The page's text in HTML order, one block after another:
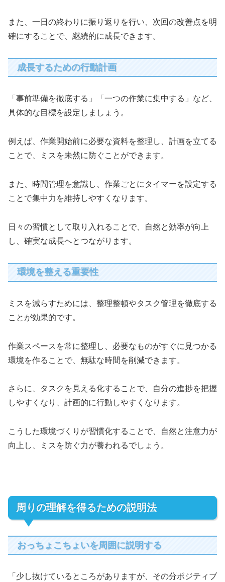
また、一日の終わりに振り返りを行い、次回の改善点を明
確にすることで、継続的に成長できます。
成長するための行動計画
「事前準備を徹底する」「一つの作業に集中する」など、
具体的な目標を設定しましょう。
例えば、作業開始前に必要な資料を整理し、計画を立てる
ことで、ミスを未然に防ぐことができます。
また、時間管理を意識し、作業ごとにタイマーを設定する
ことで集中力を維持しやすくなります。
日々の習慣として取り入れることで、自然と効率が向上
し、確実な成長へとつながります。
環境を整える重要性
ミスを減らすためには、整理整頓やタスク管理を徹底する
ことが効果的です。
作業スペースを常に整理し、必要なものがすぐに見つかる
環境を作ることで、無駄な時間を削減できます。
さらに、タスクを見える化することで、自分の進捗を把握
しやすくなり、計画的に行動しやすくなります。
こうした環境づくりが習慣化することで、自然と注意力が
向上し、ミスを防ぐ力が養われるでしょう。
周りの理解を得るための説明法
おっちょこちょいを周囲に説明する
「少し抜けているところがありますが、その分ポジティブ